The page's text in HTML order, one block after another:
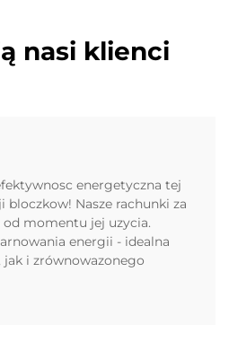
nasi klienci
energetyczna tej
bloczkow! Nasze rachunki za
od momentu jej uzycia.
energii - idealna
i zrównowazonego